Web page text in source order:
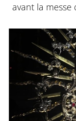
avant la messe